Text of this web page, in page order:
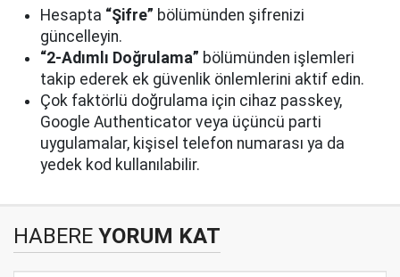
Hesapta “Şifre” bölümünden şifrenizi
güncelleyin.
“2-Adımlı Doğrulama” bölümünden işlemleri
takip ederek ek güvenlik önlemlerini aktif edin.
Çok faktörlü doğrulama için cihaz passkey,
Google Authenticator veya üçüncü parti
uygulamalar, kişisel telefon numarası ya da
yedek kod kullanılabilir.
HABERE YORUM KAT